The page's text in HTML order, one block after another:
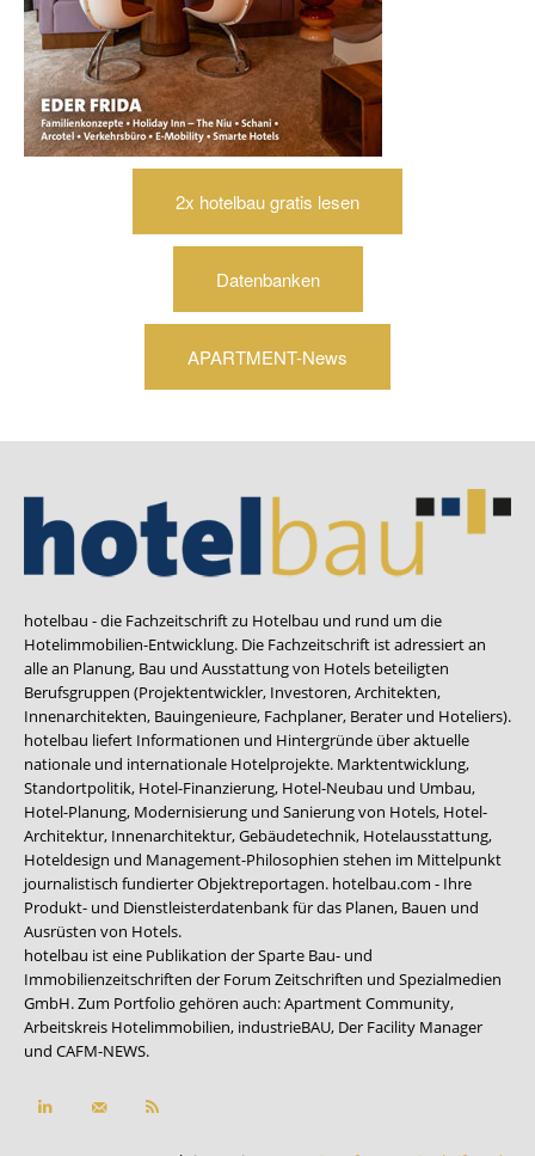
2x hotelbau gratis lesen
Datenbanken
APARTMENT-News
hotelbau - die Fachzeitschrift zu Hotelbau und rund um die
Hotelimmobilien-Entwicklung. Die Fachzeitschrift ist adressiert an
alle an Planung, Bau und Ausstattung von Hotels beteiligten
Berufsgruppen (Projektentwickler, Investoren, Architekten,
Innenarchitekten, Bauingenieure, Fachplaner, Berater und Hoteliers).
hotelbau liefert Informationen und Hintergründe über aktuelle
nationale und internationale Hotelprojekte. Marktentwicklung,
Standortpolitik, Hotel-Finanzierung, Hotel-Neubau und Umbau,
Hotel-Planung, Modernisierung und Sanierung von Hotels, Hotel-
Architektur, Innenarchitektur, Gebäudetechnik, Hotelausstattung,
Hoteldesign und Management-Philosophien stehen im Mittelpunkt
journalistisch fundierter Objektreportagen. hotelbau.com - Ihre
Produkt- und Dienstleisterdatenbank für das Planen, Bauen und
Ausrüsten von Hotels.
hotelbau ist eine Publikation der Sparte Bau- und
Immobilienzeitschriften der Forum Zeitschriften und Spezialmedien
GmbH. Zum Portfolio gehören auch:Apartment Community,
Arbeitskreis Hotelimmobilien, industrieBAU, Der Facility Manager
und CAFM-NEWS.